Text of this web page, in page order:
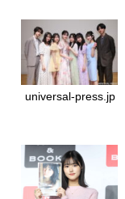
universal-press.jp